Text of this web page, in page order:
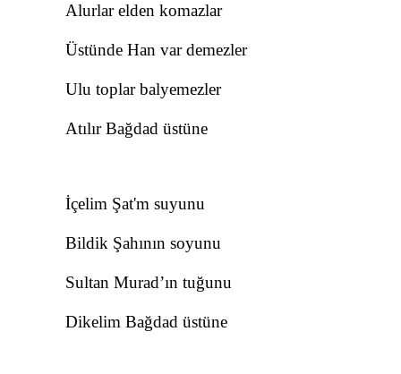
Alurlar elden komazlar
Üstünde Han var demezler
Ulu toplar balyemezler
Atılır Bağdad üstüne
İçelim Şat'm suyunu
Bildik Şahının soyunu
Sultan Murad’ın tuğunu
Dikelim Bağdad üstüne